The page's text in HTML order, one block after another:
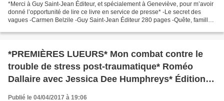
*Merci à Guy Saint-Jean Éditeur, et spécialement à Geneviève, pour m’avoir
donné l’opportunité de lire ce livre en service de presse* -Le secret des
vagues -Carmen Belzile -Guy Saint-Jean Éditeur 280 pages -Quête, famille,
*PREMIÈRES LUEURS* Mon combat contre le
trouble de stress post-traumatique* Roméo
Dallaire avec Jessica Dee Humphreys* Éditions
Libre Expression* par Lynda Massicotte*
Publié le 04/04/2017 à 19:06